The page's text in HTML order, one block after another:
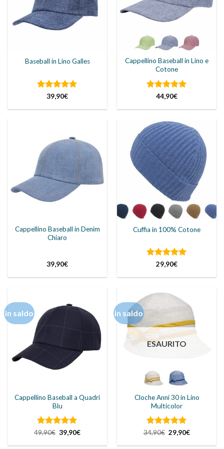
Baseball in Lino Galles
Valutato5
39,90€
Cappellino Baseball in Lino e
Cotone
Valutato5
44,90€
Cappellino Baseball in Denim
Chiaro
39,90€
Cuffia in 100% Cotone
Valutato5
29,90€
in saldo
Cappellino Baseball a Quadri
Blu
Valutato 5
49,90€ Il
prezzo
originale
39,90€Il
attuale
in saldo
ESAURITO
Cloche Anni 30 in Lino
Multicolor
Valutato 5
34,90€ Il
prezzo
originale
29,90€Il
attuale